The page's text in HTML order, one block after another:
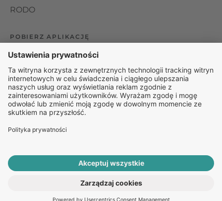
ROZPOCZNIJ E-KONSULTACJĘ
RODO
POBIERZ APLIKACJĘ
Organizator udzielania świadczeń telemedycznych jest
podmiotem leczniczym w rozumieniu ustawy z dnia 15
kwietnia 2011 roku o działalności leczniczej, wpisanym do
rejestru podmiotów wykonujących działalność leczniczą pod
numerem: 000000229172.